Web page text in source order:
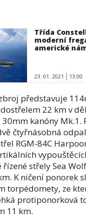
Třída
moderní
americké
23. 01. 2021 13:00
představuje
22 km v
kanóny Mk.1.
čtyřnásobná
RGM-84C
střely Sea
K ničení ponorek
torpédomety, ze
protiponorková
11 km.